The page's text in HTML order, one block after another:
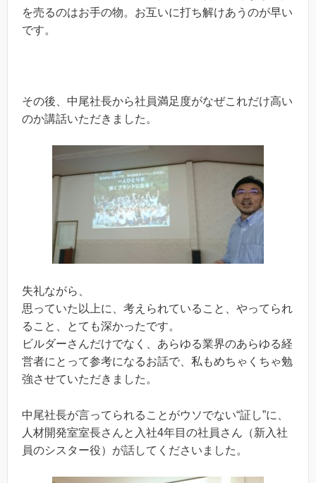
を売るのはお手の物。お互いに打ち解けあうのが早い
です。
その後、中尾社長から社員満足度がなぜこれだけ高い
のか講話いただきました。
失礼ながら、
思っていた以上に、考えられていること、やってられ
ること、とても深かったです。
ビルダーさんだけでなく、あらゆる業界のあらゆる経
営者にとって参考になるお話で、私もめちゃくちゃ勉
強させていただきました。
中尾社長が言ってられることがウソでない“証し”に、
人材開発室室長さんと入社4年目の社員さん（新入社
員のシスター役）が話してくださいました。